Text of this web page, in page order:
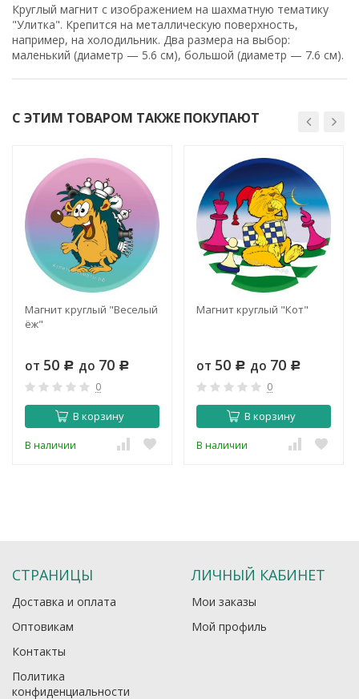
Круглый магнит с изображением на шахматную тематику
"Улитка". Крепится на металлическую поверхность,
например, на холодильник. Два размера на выбор:
маленький (диаметр — 5.6 см), большой (диаметр — 7.6 см).
С ЭТИМ ТОВАРОМ ТАКЖЕ ПОКУПАЮТ
Магнит круглый "Веселый
ёж"
от 50 Р до 70 Р
0
В корзину
В наличии
Магнит круглый "Кот"
от 50 Р до 70 Р
0
В корзину
В наличии
СТРАНИЦЫ
Доставка и оплата
Оптовикам
Контакты
Политика
конфиденциальности
ЛИЧНЫЙ КАБИНЕТ
Мои заказы
Мой профиль